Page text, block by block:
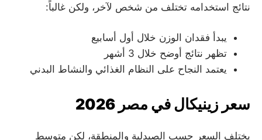
نتائج استخدامه تختلف من شخص لآخر، ولكن غالباً:
يبدأ فقدان الوزن خلال أول أسابيع
تظهر نتائج أوضح خلال 3 أشهر
يعتمد النجاح على النظام الغذائي والنشاط البدني
سعر زينيكال في مصر 2026
يختلف السعر حسب الصيدلية والمنطقة، لكن متوسط